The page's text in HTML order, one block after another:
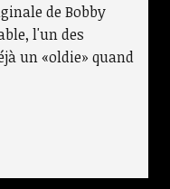
de Bobby
l'un des
un «oldie» quand